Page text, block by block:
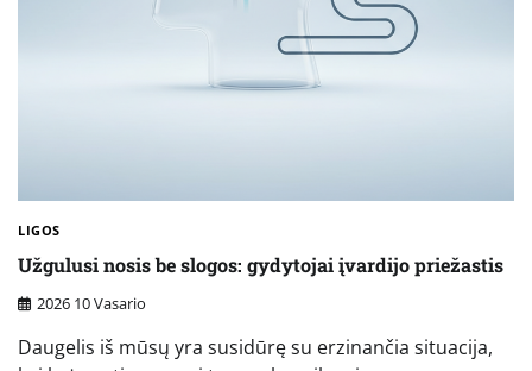
LIGOS
Užgulusi nosis be slogos: gydytojai įvardijo priežastis
2026 10 Vasario
Daugelis iš mūsų yra susidūrę su erzinančia situacija,